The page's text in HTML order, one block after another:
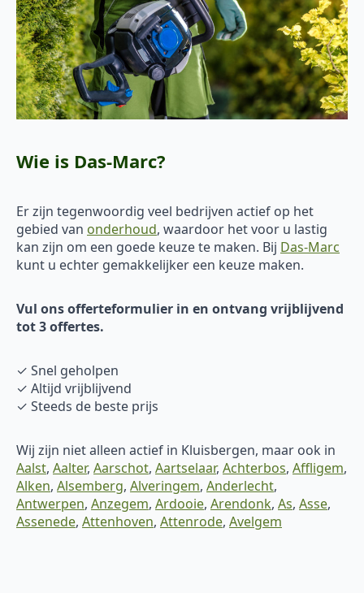
Wie is Das-Marc?
Er zijn tegenwoordig veel bedrijven actief op het
gebied van onderhoud, waardoor het voor u lastig
kan zijn om een goede keuze te maken. Bij Das-Marc
kunt u echter gemakkelijker een keuze maken.
Vul ons offerteformulier in en ontvang vrijblijvend
tot 3 offertes.
✓ Snel geholpen
✓ Altijd vrijblijvend
✓ Steeds de beste prijs
Wij zijn niet alleen actief in Kluisbergen, maar ook in
Aalst, Aalter, Aarschot, Aartselaar, Achterbos, Affligem,
Alken, Alsemberg, Alveringem, Anderlecht,
Antwerpen, Anzegem, Ardooie, Arendonk, As, Asse,
Assenede, Attenhoven, Attenrode, Avelgem